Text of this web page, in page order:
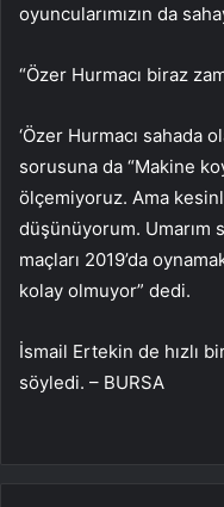
oyuncularımızın da
“Özer Hurmacı biraz
‘Özer Hurmacı sahada
sorusuna da “Makine
ölçemiyoruz. Ama
düşünüyorum. Umarım
maçları 2019’da
kolay olmuyor” dedi.
İsmail Ertekin de hızlı
söyledi. – BURSA